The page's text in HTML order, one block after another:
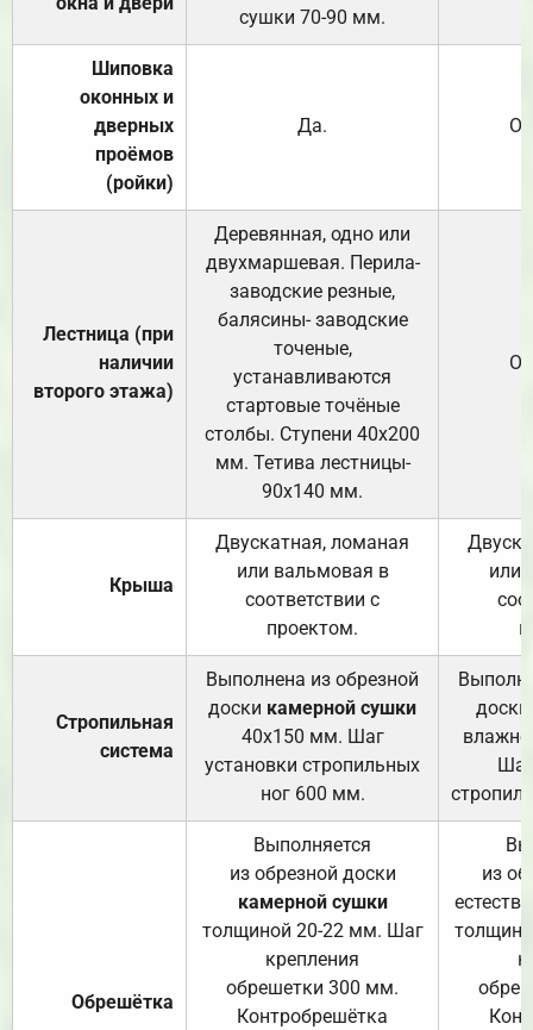
сушки 70-90 мм.
Шиповка
оконных и
дверных
проёмов
(ройки)
Да.
Лестница (при
наличии
второго этажа)
Деревянная, одно или
двухмаршевая. Перила-
заводские резные,
балясины- заводские
точеные,
устанавливаются
стартовые точёные
столбы. Ступени 40х200
мм. Тетива лестницы-
90х140 мм.
Крыша
Двускатная, ломаная
или вальмовая в
соответствии с
проектом.
или
Стропильная
система
Выполнена из обрезной
доски камерной сушки
40х150 мм. Шаг
установки стропильных
ног 600 мм.
доски
Обрешётка
Выполняется
из обрезной доски
камерной сушки
толщиной 20-22 мм. Шаг
крепления
обрешетки 300 мм.
Контробрешётка
из